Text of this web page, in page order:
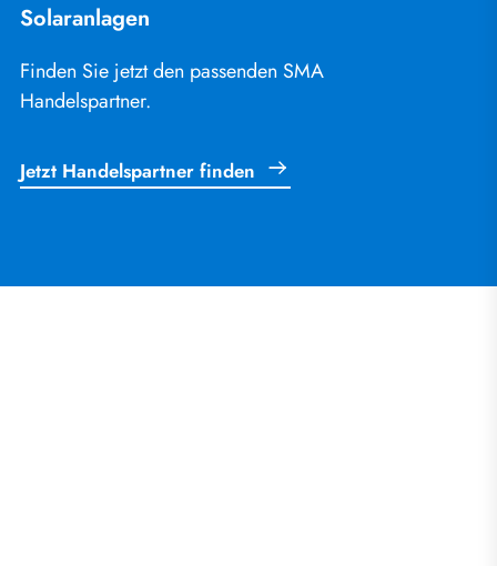
Solaranlagen
Finden Sie jetzt den passenden SMA
Handelspartner.
Jetzt Handelspartner finden